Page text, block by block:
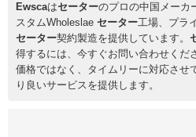
Ewscaはセーターのプロの中国メーカ
スタムWholeslae セーター工場、プラ
セーター契約製造を提供しています。
得するには、今すぐお問い合わせくだ
価格ではなく、タイムリーに対応させ
り良いサービスを提供します。